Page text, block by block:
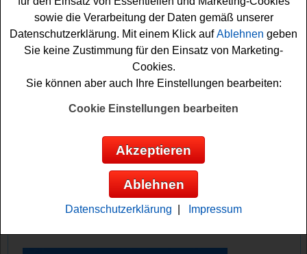
vita Momente ganz einfach nach Hause holen.
Die Teilnahme am Diska Gewinnspiel ist denkbar einfach
und kostenlos: Beantworten Sie die Frage: In welchem
Land lebt man nach der Lebensart La dolce vita? Wissen
Sie die Antwort? Dann füllen Sie schnell das
Diska verlost 5x ein schönes
Genießerpaket
Anzeige:
sowie die Verarbeitung der Daten gemäß unserer
Datenschutzerklärung. Mit einem Klick aufAblehnen geben
Sie keine Zustimmung für den Einsatz von Marketing-
Cookies.
Sie können aber auch Ihre Einstellungen bearbeiten:
Cookie Einstellungen bearbeiten
Akzeptieren
Ablehnen
Datenschutzerklärung Impressum